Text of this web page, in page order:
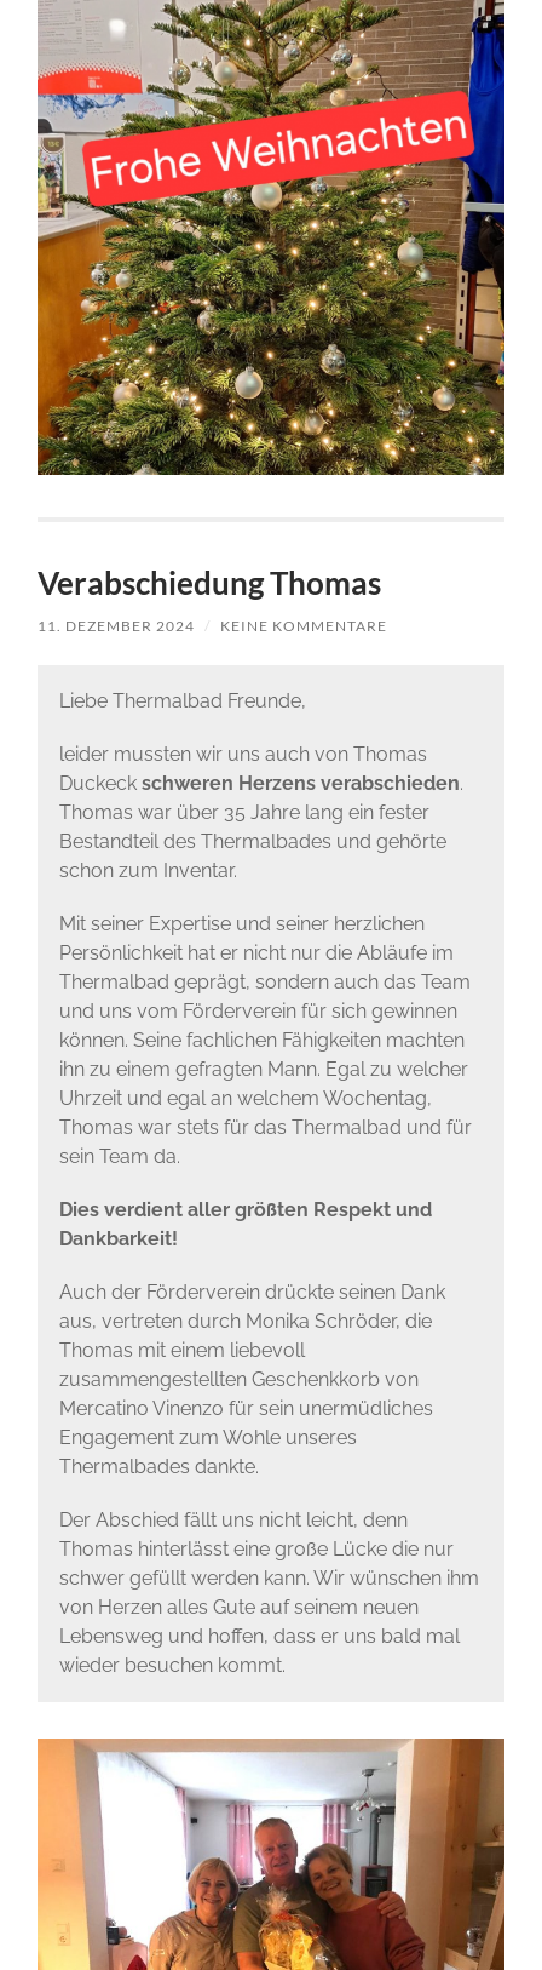
Verabschiedung Thomas
11. DEZEMBER 2024 / KEINE KOMMENTARE
Liebe Thermalbad Freunde,
leider mussten wir uns auch von Thomas
Duckeck schweren Herzens verabschieden.
Thomas war über 35 Jahre lang ein fester
Bestandteil des Thermalbades und gehörte
schon zum Inventar.
Mit seiner Expertise und seiner herzlichen
Persönlichkeit hat er nicht nur die Abläufe im
Thermalbad geprägt, sondern auch das Team
und uns vom Förderverein für sich gewinnen
können. Seine fachlichen Fähigkeiten machten
ihn zu einem gefragten Mann. Egal zu welcher
Uhrzeit und egal an welchem Wochentag,
Thomas war stets für das Thermalbad und für
sein Team da.
Dies verdient aller größten Respekt und
Dankbarkeit!
Auch der Förderverein drückte seinen Dank
aus, vertreten durch Monika Schröder, die
Thomas mit einem liebevoll
zusammengestellten Geschenkkorb von
Mercatino Vinenzo für sein unermüdliches
Engagement zum Wohle unseres
Thermalbades dankte.
Der Abschied fällt uns nicht leicht, denn
Thomas hinterlässt eine große Lücke die nur
schwer gefüllt werden kann. Wir wünschen ihm
von Herzen alles Gute auf seinem neuen
Lebensweg und hoffen, dass er uns bald mal
wieder besuchen kommt.